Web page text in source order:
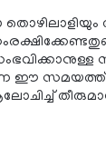
ഈ സമയത്ത്